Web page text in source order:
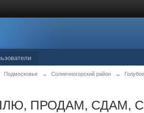
Подмосковье → Солнечногорский район → Голубое
ПРОДАМ, СДАМ,